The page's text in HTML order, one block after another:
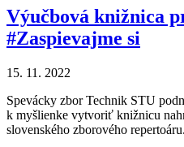
Výučbová knižnica
#Zaspievajme si
15. 11. 2022
Spevácky zbor Technik STU
k myšlienke vytvoriť knižnicu
slovenského zborového repertoáru.